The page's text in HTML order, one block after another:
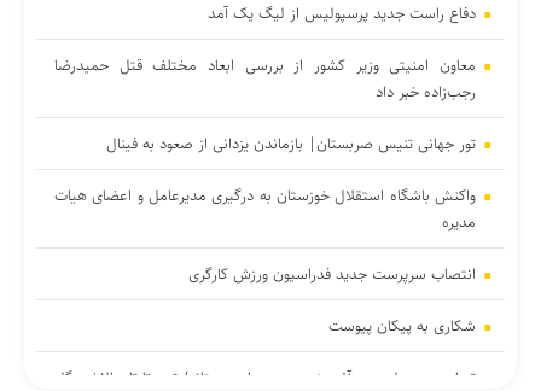
دفاع راست جدید پرسپولیس از لیگ یک آمد
معاون امنیتی وزیر کشور از بررسی ابعاد مختلف قتل حمیدرضا
رجب‌زاده خبر داد
تور جهانی تنیس صربستان| بازماندن یزدانی از صعود به فینال
واکنش باشگاه استقلال خوزستان به درگیری مدیرعامل و اعضای هیات
مدیره
انتصاب سرپرست جدید فدراسیون ورزش کارگری
شکاری به پیکان پیوست
تساوی پرسپولیس و آلومینیوم در دیدار دوستانه/ تیم تارتار بالاخره گل